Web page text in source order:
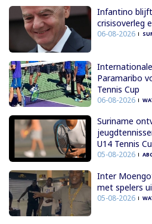
Infantino
crisisoverleg
06-08-2026
Paramaribo
Tennis Cup
06-08-2026
Suriname
U14 Tennis
05-08-2026
Inter
met spelers
05-08-2026